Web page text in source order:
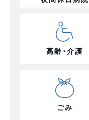
高齢･介護
ごみ